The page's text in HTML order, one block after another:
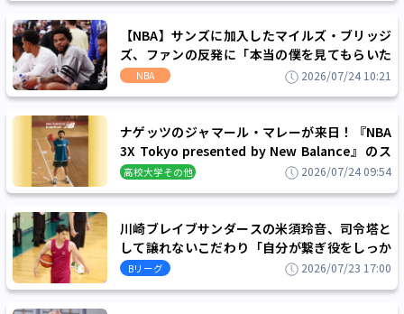
【NBA】サンズに加入したマイルズ・ブリッジ
ズ、ファンの反発に「本当の僕を見てもらいた
い」NBA 2026/07/24 10:21
ナゲッツのジャマール・マレーが来日！『NBA
3X Tokyo presented by New Balance』のス
ペシャルゲストとしてファンと交流を図る
高校大学その他 2026/07/24 09:54
川崎ブレイブサンダースの米須玲音、司令塔と
して譲れないこだわり「自分が繋ぎ役をしっか
りできるよう外国籍にもガツガツ言っていく」
Bリーグ 2026/07/23 17:00